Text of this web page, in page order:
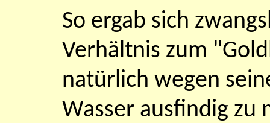
So ergab sich
Verhältnis zum
natürlich wegen
Wasser ausfindig zu